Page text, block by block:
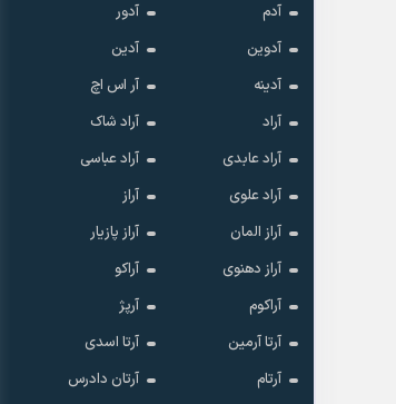
آدم
آدور
آدوین
آدین
آدینه
آر اس اچ
آراد
آراد شاک
آراد عابدی
آراد عباسی
آراد علوی
آراز
آراز المان
آراز پازیار
آراز دهنوی
آراکو
آراکوم
آرپژ
آرتا آرمین
آرتا اسدی
آرتام
آرتان دادرس